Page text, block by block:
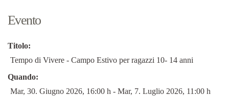
Evento
Titolo:
Tempo di Vivere - Campo Estivo per ragazzi 10- 14 anni
Quando:
Mar, 30. Giugno 2026, 16:00 h - Mar, 7. Luglio 2026, 11:00 h